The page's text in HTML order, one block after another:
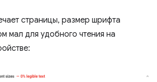
страницы, размер шрифта
мал для удобного чтения на